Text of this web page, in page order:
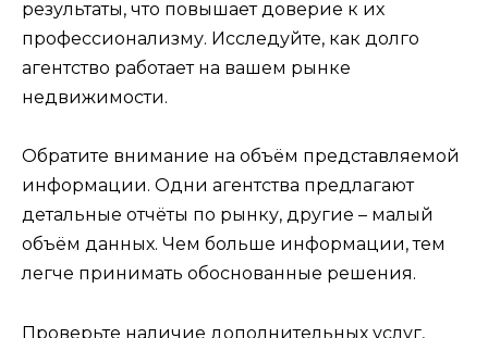
результаты, что повышает доверие к их
профессионализму. Исследуйте, как долго
агентство работает на вашем рынке
недвижимости.
Обратите внимание на объём представляемой
информации. Одни агентства предлагают
детальные отчёты по рынку, другие – малый
объём данных. Чем больше информации, тем
легче принимать обоснованные решения.
Проверьте наличие дополнительных услуг,